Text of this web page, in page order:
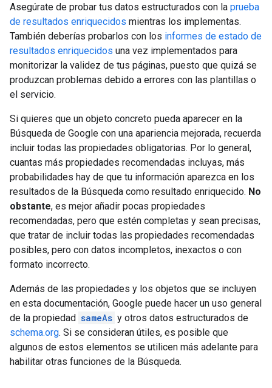
Asegúrate de probar tus datos estructurados con la prueba
de resultados enriquecidos mientras los implementas.
También deberías probarlos con los informes de estado de
resultados enriquecidos una vez implementados para
monitorizar la validez de tus páginas, puesto que quizá se
produzcan problemas debido a errores con las plantillas o
el servicio.
Si quieres que un objeto concreto pueda aparecer en la
Búsqueda de Google con una apariencia mejorada, recuerda
incluir todas las propiedades obligatorias. Por lo general,
cuantas más propiedades recomendadas incluyas, más
probabilidades hay de que tu información aparezca en los
resultados de la Búsqueda como resultado enriquecido. No
obstante, es mejor añadir pocas propiedades
recomendadas, pero que estén completas y sean precisas,
que tratar de incluir todas las propiedades recomendadas
posibles, pero con datos incompletos, inexactos o con
formato incorrecto.
Además de las propiedades y los objetos que se incluyen
en esta documentación, Google puede hacer un uso general
de la propiedad sameAs y otros datos estructurados de
schema.org. Si se consideran útiles, es posible que
algunos de estos elementos se utilicen más adelante para
habilitar otras funciones de la Búsqueda.